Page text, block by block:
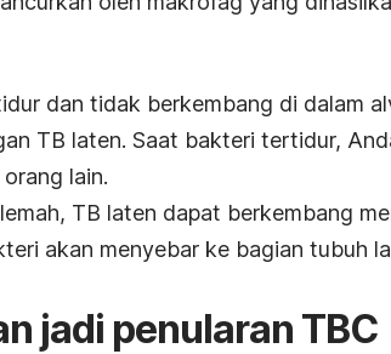
dan tidak berkembang di dalam
TB laten. Saat bakteri tertidur,
lain.
TB laten dapat berkembang
akan menyebar ke bagian tubuh
jadi penularan TBC